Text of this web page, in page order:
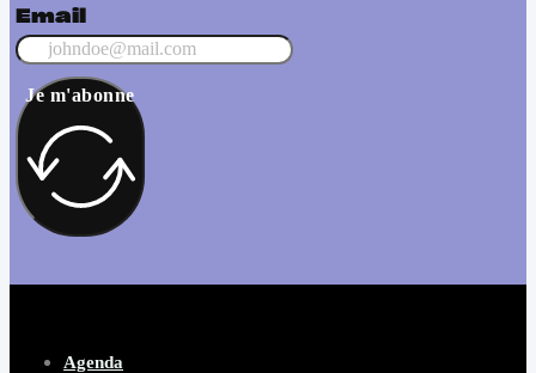
Email
Je m'abonne
Agenda